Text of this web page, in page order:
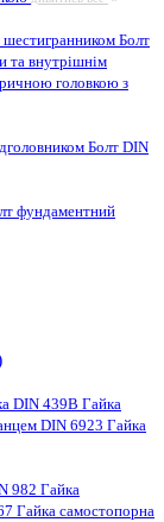
Болт
та внутрішнім
головкою з
Болт DIN
фундаментний
DIN 439B Гайка
DIN 6923 Гайка
982 Гайка
Гайка самостопорна